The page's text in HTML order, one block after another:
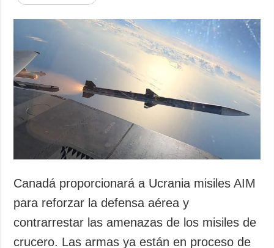
Política
Economía
Defensa
Sociedad y
Cultura
Deportes
Crimen
Desastres y
emergencias
Política de
privacidad y
protección de
datos personales
ADICIONAL
Podcasts
Publicaciones
Entrevistas
SERVICIOS
Banco de
imágenes
Canadá proporcionará a Ucrania misiles AIM
para reforzar la defensa aérea y
contrarrestar las amenazas de los misiles de
crucero. Las armas ya están en proceso de